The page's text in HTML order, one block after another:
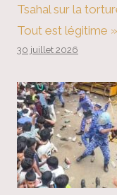
Tsahal sur la
Tout est légitime »
30 juillet 2026